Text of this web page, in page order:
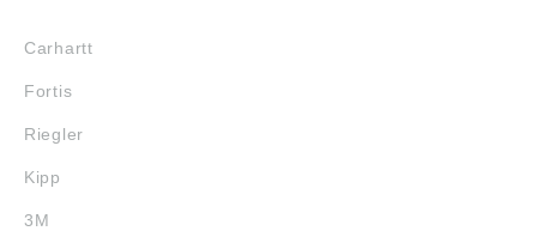
Carhartt
Fortis
Riegler
Kipp
3M